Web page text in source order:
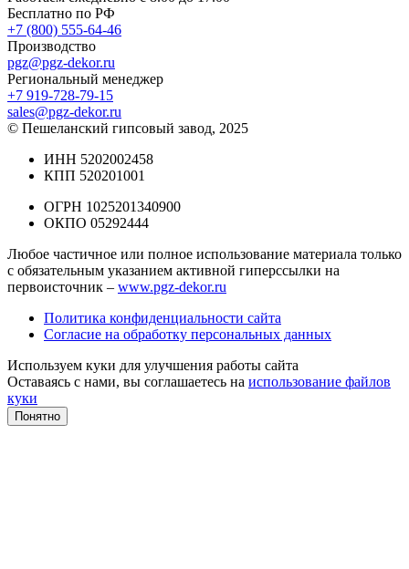
Бесплатно по РФ
+7 (800) 555-64-46
Производство
pgz@pgz-dekor.ru
Региональный менеджер
+7 919-728-79-15
sales@pgz-dekor.ru
© Пешеланский гипсовый завод, 2025
ИНН 5202002458
КПП 520201001
ОГРН 1025201340900
ОКПО 05292444
Любое частичное или полное использование материала только
с обязательным указанием активной гиперссылки на
первоисточник – www.pgz-dekor.ru
Политика конфиденциальности сайта
Согласие на обработку персональных данных
Используем куки для улучшения работы сайта
Оставаясь с нами, вы соглашаетесь на использование файлов
куки
Понятно